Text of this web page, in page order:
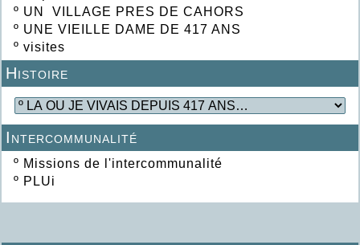
º UN VILLAGE PRES DE CAHORS
º UNE VIEILLE DAME DE 417 ANS
º visites
Histoire
Intercommunalité
º Missions de l'intercommunalité
º PLUi